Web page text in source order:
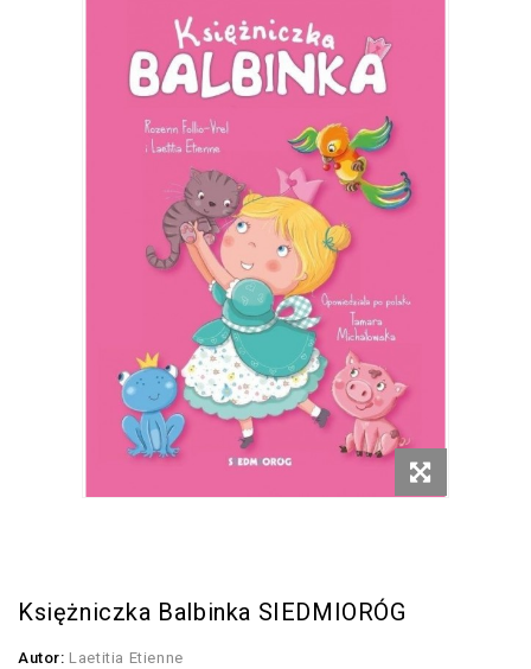
Księżniczka Balbinka SIEDMIORÓG
Autor: Laetitia Etienne